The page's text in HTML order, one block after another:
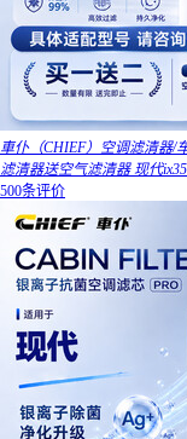
車仆（CHIEF）空调滤清器/
滤清器送空气滤清器 现代
500条评价